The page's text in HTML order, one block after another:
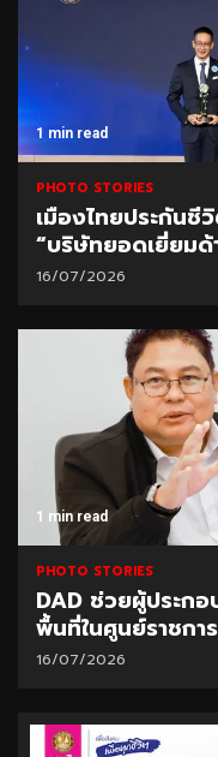
1 min read
PHOTO STORIES
เมืองไทยประกันชี
“บริษัทยอดเยี่ยม
16/07/2026
1 min read
PHOTO STORIES
DAD ช่วยผู้ประกอ
พื้นที่ในศูนย์ราชก
16/07/2026